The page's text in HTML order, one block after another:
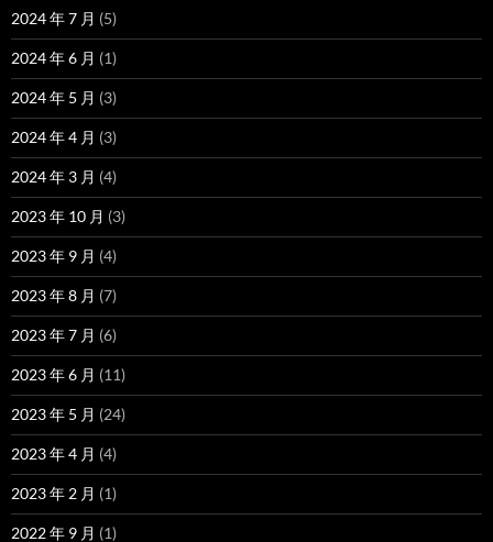
2024 年 7 月 (5)
2024 年 6 月 (1)
2024 年 5 月 (3)
2024 年 4 月 (3)
2024 年 3 月 (4)
2023 年 10 月 (3)
2023 年 9 月 (4)
2023 年 8 月 (7)
2023 年 7 月 (6)
2023 年 6 月 (11)
2023 年 5 月 (24)
2023 年 4 月 (4)
2023 年 2 月 (1)
2022 年 9 月 (1)